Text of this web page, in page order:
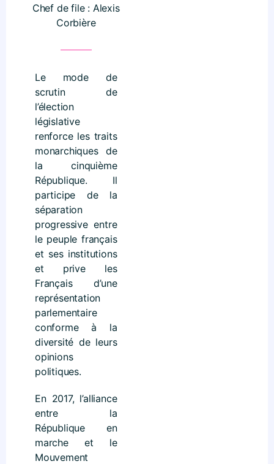
Chef de file : Alexis
Corbière
Le mode de
scrutin de
l’élection
législative
renforce les traits
monarchiques de
la cinquième
République. Il
participe de la
séparation
progressive entre
le peuple français
et ses institutions
et prive les
Français d’une
représentation
parlementaire
conforme à la
diversité de leurs
opinions
politiques.
En 2017, l’alliance
entre la
République en
marche et le
Mouvement